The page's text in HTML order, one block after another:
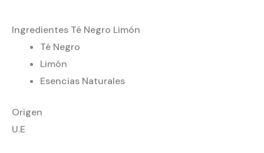
Ingredientes Té Negro Limón
Té Negro
Limón
Esencias Naturales
Origen
U.E